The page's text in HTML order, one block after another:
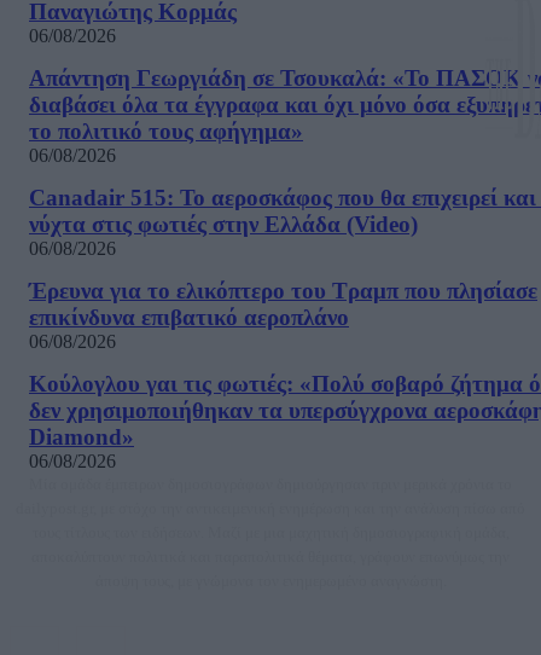
Παναγιώτης Κορμάς
06/08/2026
Απάντηση Γεωργιάδη σε Τσουκαλά: «Το ΠΑΣΟΚ
διαβάσει όλα τα έγγραφα και όχι μόνο όσα
το πολιτικό τους αφήγημα»
06/08/2026
Canadair 515: Το αεροσκάφος που θα επιχειρεί
νύχτα στις φωτιές στην Ελλάδα (Video)
06/08/2026
Έρευνα για το ελικόπτερο του Τραμπ που πλησίασε
επικίνδυνα επιβατικό αεροπλάνο
06/08/2026
Κούλογλου γαι τις φωτιές: «Πολύ σοβαρό ζήτημα
δεν χρησιμοποιήθηκαν τα υπερσύγχρονα
Diamond»
06/08/2026